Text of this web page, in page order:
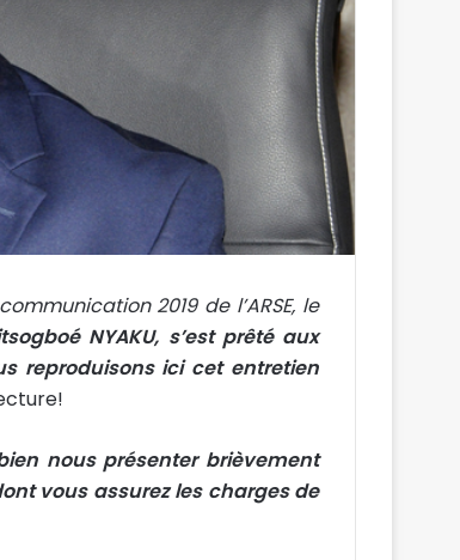
2019 de l’ARSE, le
NYAKU, s’est prêté aux
reproduisons ici cet entretien
nous présenter brièvement
vous assurez les charges de